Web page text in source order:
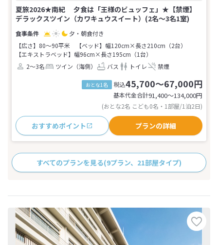
夏旅2026★南紀 夕食は「王様のビュッフェ」★【禁煙】
デラックスツイン（カワキュウスイート）(2名～3名1室)
夕・朝食付き
【広さ】80～90平米
【ベッド】幅120cm×長さ210cm（2台）
【エキストラベッド】幅96cm×長さ195cm（1台）
2～3名
ツイン（海側） バス トイレ 禁煙
おとな1名 税込45,700～67,000円
基本代金合計91,400〜134,000円
(おとな2名 こども0名・1部屋/1泊2日)
おすすめポイント プランの詳細
すべてのプランを見る(9プラン、21部屋タイプ)